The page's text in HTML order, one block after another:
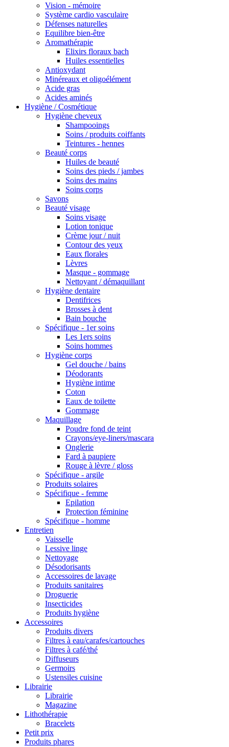
Vision - mémoire
Système cardio vasculaire
Défenses naturelles
Equilibre bien-être
Aromathérapie
Elixirs floraux bach
Huiles essentielles
Antioxydant
Minéreaux et oligoélément
Acide gras
Acides aminés
Hygiène / Cosmétique
Hygiène cheveux
Shampooings
Soins / produits coiffants
Teintures - hennes
Beauté corps
Huiles de beauté
Soins des pieds / jambes
Soins des mains
Soins corps
Savons
Beauté visage
Soins visage
Lotion tonique
Crème jour / nuit
Contour des yeux
Eaux florales
Lèvres
Masque - gommage
Nettoyant / démaquillant
Hygiène dentaire
Dentifrices
Brosses à dent
Bain bouche
Spécifique - 1er soins
Les 1ers soins
Soins hommes
Hygiène corps
Gel douche / bains
Déodorants
Hygiène intime
Coton
Eaux de toilette
Gommage
Maquillage
Poudre fond de teint
Crayons/eye-liners/mascara
Onglerie
Fard à paupiere
Rouge à lèvre / gloss
Spécifique - argile
Produits solaires
Spécifique - femme
Epilation
Protection féminine
Spécifique - homme
Entretien
Vaisselle
Lessive linge
Nettoyage
Désodorisants
Accessoires de lavage
Produits sanitaires
Droguerie
Insecticides
Produits hygiène
Accessoires
Produits divers
Filtres à eau/carafes/cartouches
Filtres à café/thé
Diffuseurs
Germoirs
Ustensiles cuisine
Librairie
Librairie
Magazine
Lithothérapie
Bracelets
Petit prix
Produits phares